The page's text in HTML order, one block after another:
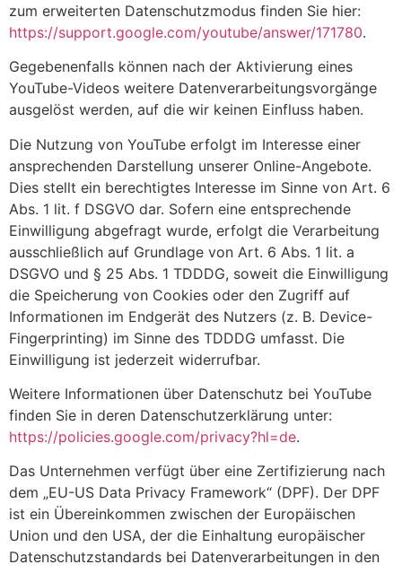
zum erweiterten Datenschutzmodus finden Sie hier:
https://support.google.com/youtube/answer/171780.
Gegebenenfalls können nach der Aktivierung eines
YouTube-Videos weitere Datenverarbeitungsvorgänge
ausgelöst werden, auf die wir keinen Einfluss haben.
Die Nutzung von YouTube erfolgt im Interesse einer
ansprechenden Darstellung unserer Online-Angebote.
Dies stellt ein berechtigtes Interesse im Sinne von Art. 6
Abs. 1 lit. f DSGVO dar. Sofern eine entsprechende
Einwilligung abgefragt wurde, erfolgt die Verarbeitung
ausschließlich auf Grundlage von Art. 6 Abs. 1 lit. a
DSGVO und § 25 Abs. 1 TDDDG, soweit die Einwilligung
die Speicherung von Cookies oder den Zugriff auf
Informationen im Endgerät des Nutzers (z. B. Device-
Fingerprinting) im Sinne des TDDDG umfasst. Die
Einwilligung ist jederzeit widerrufbar.
Weitere Informationen über Datenschutz bei YouTube
finden Sie in deren Datenschutzerklärung unter:
https://policies.google.com/privacy?hl=de.
Das Unternehmen verfügt über eine Zertifizierung nach
dem „EU-US Data Privacy Framework“ (DPF). Der DPF
ist ein Übereinkommen zwischen der Europäischen
Union und den USA, der die Einhaltung europäischer
Datenschutzstandards bei Datenverarbeitungen in den